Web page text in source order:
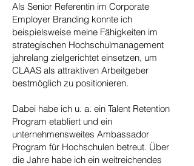
Als Senior Referentin im Corporate
Employer Branding konnte ich
beispielsweise meine Fähigkeiten im
strategischen Hochschulmanagement
jahrelang zielgerichtet einsetzen, um
CLAAS als attraktiven Arbeitgeber
bestmöglich zu positionieren.
Dabei habe ich u. a. ein Talent Retention
Program etabliert und ein
unternehmensweites Ambassador
Program für Hochschulen betreut. Über
die Jahre habe ich ein weitreichendes